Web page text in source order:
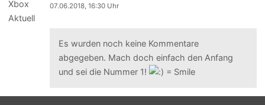
07.06.2018, 16:30 Uhr
Es wurden noch keine Kommentare
abgegeben. Mach doch einfach den Anfang
und sei die Nummer 1!